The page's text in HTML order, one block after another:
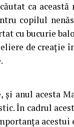
ca
copilul
cu bucurie
de creație
anul acesta
În cadrul